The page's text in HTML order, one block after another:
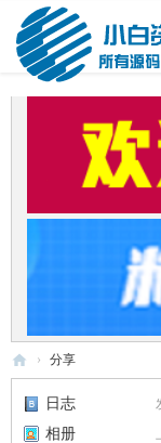
白
› 分享
日志
相册